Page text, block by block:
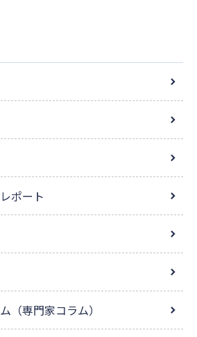
ポート
（専門家コラム）